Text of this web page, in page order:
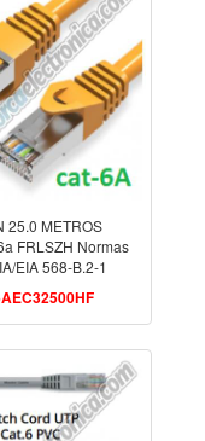
25.0 METROS
FRLSZH Normas
EIA 568-B.2-1